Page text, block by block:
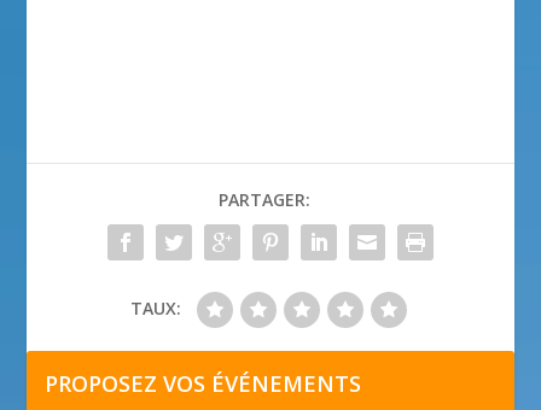
PARTAGER:
TAUX:
PROPOSEZ VOS ÉVÉNEMENTS